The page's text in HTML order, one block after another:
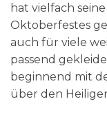
hat vielfach
Oktoberfestes
auch für viele
passend
beginnend mit
über den